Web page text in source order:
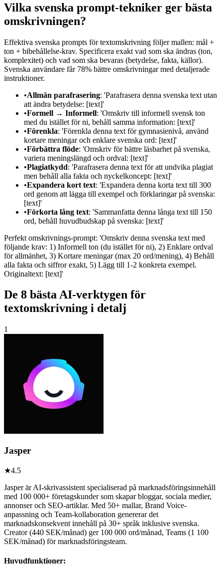
Vilka svenska prompt-tekniker ger bästa
omskrivningen?
Effektiva svenska prompts för textomskrivning följer mallen: mål +
ton + bibehållelse-krav. Specificera exakt vad som ska ändras (ton,
komplexitet) och vad som ska bevaras (betydelse, fakta, källor).
Svenska användare får 78% bättre omskrivningar med detaljerade
instruktioner.
•Allmän parafrasering: 'Parafrasera denna svenska text utan
att ändra betydelse: [text]'
•Formell → Informell: 'Omskriv till informell svensk ton
med du istället för ni, behåll samma information: [text]'
•Förenkla: 'Förenkla denna text för gymnasienivå, använd
kortare meningar och enklare svenska ord: [text]'
•Förbättra flöde: 'Omskriv för bättre läsbarhet på svenska,
variera meningslängd och ordval: [text]'
•Plagiatkydd: 'Parafrasera denna text för att undvika plagiat
men behåll alla fakta och nyckelkoncept: [text]'
•Expandera kort text: 'Expandera denna korta text till 300
ord genom att lägga till exempel och förklaringar på svenska:
[text]'
•Förkorta lång text: 'Sammanfatta denna långa text till 150
ord, behåll huvudbudskap på svenska: [text]'
Perfekt omskrivnings-prompt: 'Omskriv denna svenska text med
följande krav: 1) Informell ton (du istället för ni), 2) Enklare ordval
för allmänhet, 3) Kortare meningar (max 20 ord/mening), 4) Behåll
alla fakta och siffror exakt, 5) Lägg till 1-2 konkreta exempel.
Originaltext: [text]'
De 8 bästa AI-verktygen för
textomskrivning i detalj
1
Jasper
★4.5
Jasper är AI-skrivassistent specialiserad på marknadsföringsinnehåll
med 100 000+ företagskunder som skapar bloggar, sociala medier,
annonser och SEO-artiklar. Med 50+ mallar, Brand Voice-
anpassning och Team-kollaboration genererar det
marknadskonsekvent innehåll på 30+ språk inklusive svenska.
Creator (440 SEK/månad) ger 100 000 ord/månad, Teams (1 100
SEK/månad) för marknadsföringsteam.
Huvudfunktioner: